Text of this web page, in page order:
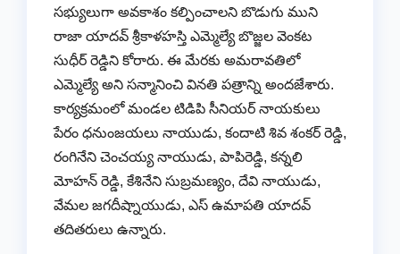
సభ్యులుగా అవకాశం కల్పించాలని బొడుగు ముని
రాజా యాదవ్ శ్రీకాళహస్తి ఎమ్మెల్యే బొజ్జల వెంకట
సుధీర్ రెడ్డిని కోరారు. ఈ మేరకు అమరావతిలో
ఎమ్మెల్యే అని సన్మానించి వినతి పత్రాన్ని అందజేశారు.
కార్యక్రమంలో మండల టిడిపి సీనియర్ నాయకులు
పేరం ధనుంజయలు నాయుడు, కందాటి శివ శంకర్ రెడ్డి,
రంగినేని చెంచయ్య నాయుడు, పాపిరెడ్డి, కన్నలి
మోహన్ రెడ్డి, కేశినేని సుబ్రమణ్యం, దేవి నాయుడు,
వేమల జగదీష్నాయుడు, ఎస్ ఉమాపతి యాదవ్
తదితరులు ఉన్నారు.